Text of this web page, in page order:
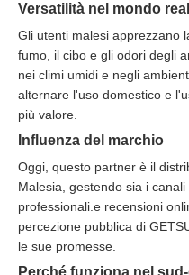
Versatilità nel mondo
Gli utenti malesi apprezzano
fumo, il cibo e gli odori degli
nei climi umidi e negli
alternare l'uso domestico e
più valore.
Influenza del marchio
Oggi, questo partner è il
Malesia, gestendo sia i
professionali.e recensioni
percezione pubblica di
le sue promesse.
Perché funziona nel